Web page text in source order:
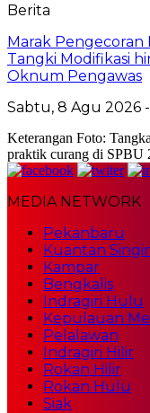
Berita
Marak Pengecoran
Tangki Modifikasi
Oknum Pengawas
Sabtu, 8 Agu 2026
Keterangan Foto:
praktik curang di SPBU
MEDIA NETWORK
Pekanbaru
Kuantan
Kampar
Bengkalis
Indragiri Hulu
Kepulauan
Pelalawan
Indragiri Hilir
Rokan Hilir
Rokan Hulu
Siak